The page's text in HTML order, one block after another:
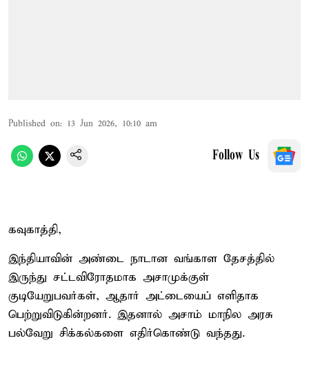
Published on: 13 Jun 2026, 10:10 am
Follow Us
கவுகாத்தி,
இந்தியாவின் அண்டை நாடான வங்காள தேசத்தில்
இருந்து சட்டவிரோதமாக அசாமுக்குள்
குடியேறுபவர்கள், ஆதார் அட்டையைப் எளிதாக
பெற்றுவிடுகின்றனர். இதனால் அசாம் மாநில அரசு
பல்வேறு சிக்கல்களை எதிர்கொண்டு வந்தது.